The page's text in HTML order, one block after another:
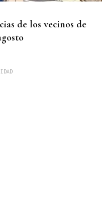
de los vecinos de